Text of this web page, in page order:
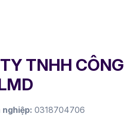
TNHH CÔNG
nghiệp: 0318704706